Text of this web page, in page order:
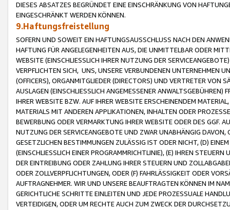
DIESES ABSATZES BEGRÜNDET EINE EINSCHRÄNKUNG VON
EINGESCHRÄNKT WERDEN KÖNNEN.
9.Haftungsfreistellung
SOFERN UND SOWEIT EIN HAFTUNGSAUSSCHLUSS NACH DEN
HAFTUNG FÜR ANGELEGENHEITEN AUS, DIE UNMITTELBAR ODER
WEBSITE (EINSCHLIESSLICH IHRER NUTZUNG DER
VERPFLICHTEN SICH, UNS, UNSERE VERBUNDENEN UNTERNEHMEN
(OFFICERS), ORGANMITGLIEDER (DIRECTORS) UND VERTRETER VON
AUSLAGEN (EINSCHLIESSLICH ANGEMESSENER
IHRER WEBSITE BZW. AUF IHRER WEBSITE ERSCHEINENDEM
MATERIALS MIT ANDEREN APPLIKATIONEN, INHALTEN ODER
BEWERBUNG ODER VERMARKTUNG IHRER WEBSITE ODER DES GGF.
NUTZUNG DER SERVICEANGEBOTE UND ZWAR UNABHÄNGIG
GESETZLICHEN BESTIMMUNGEN ZULÄSSIG IST ODER NICHT, (D)
(EINSCHLIESSLICH EINER PROGRAMMRICHTLINIE), (E) IHREN
DER EINTREIBUNG ODER ZAHLUNG IHRER STEUERN UND
ODER ZOLLVERPFLICHTUNGEN, ODER (F) FAHRLÄSSIGKEIT ODER
AUFTRAGNEHMER. WIR UND UNSERE BEAUFTRAGTEN KÖNNEN IM
GERICHTLICHE SCHRITTE EINLEITEN UND JEDE PROZESSUALE
VERTEIDIGEN, ODER UM RECHTE AUCH ZUM ZWECK DER